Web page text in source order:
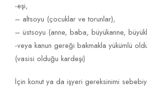
-eşi,
– altsoyu (çocuklar ve torunlar),
– üstsoyu (anne, baba, büyükanne,
-veya kanun gereği bakmakla yükümlü
(vasisi olduğu kardeşi)
İçin konut ya da işyeri gereksinimi